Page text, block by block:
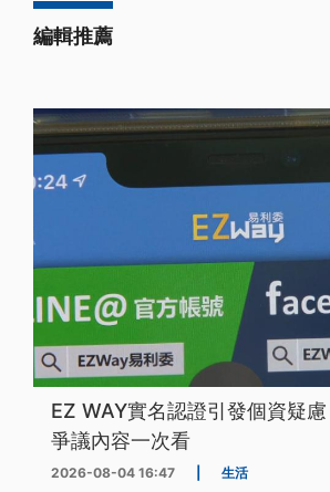
編輯推薦
EZ WAY實名認證引發個資疑
爭議內容一次看
2026-08-04 16:47 生活